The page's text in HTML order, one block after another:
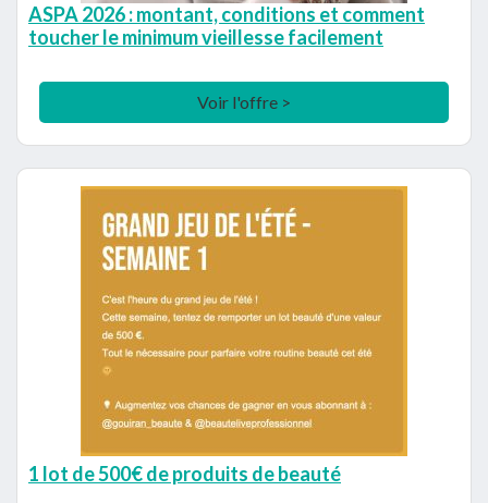
ASPA 2026 : montant, conditions et comment
toucher le minimum vieillesse facilement
Voir l'offre >
1 lot de 500€ de produits de beauté